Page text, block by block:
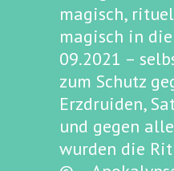
magisch,
magisch in
09.2021 –
zum Schutz
Erzdruiden,
und gegen
wurden die